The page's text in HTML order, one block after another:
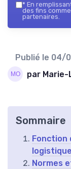
* En
des fins
partenaires.
Publié le 04/
par Marie-
Sommaire
Fonction
Normes